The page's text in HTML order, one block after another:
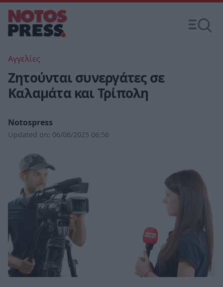
Αγγελίες
Zητούνται συνεργάτες σε
Καλαμάτα και Τρίπολη
Notospress
Updated on: 06/06/2025 06:56